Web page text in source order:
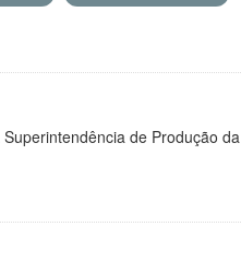
de Produção da